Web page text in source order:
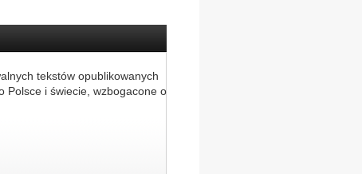
tekstów opublikowanych
Polsce i świecie, wzbogacone o